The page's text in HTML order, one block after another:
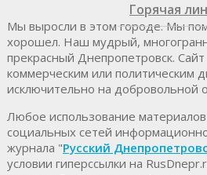
Горячая
Мы выросли в этом городе. Мы
хорошел. Наш мудрый,
прекрасный Днепропетровск. Cайт
коммерческим или политическим
исключительно на добровольной
Любое использование материалов
социальных сетей
журнала "Русский
условии гиперссылки на